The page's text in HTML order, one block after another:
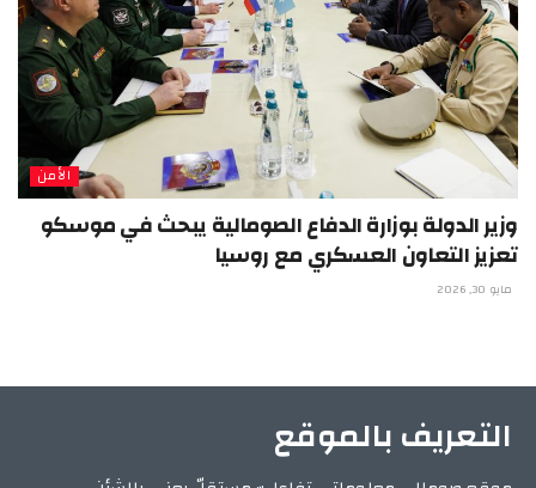
الأمن
وزير الدولة بوزارة الدفاع الصومالية يبحث في موسكو
تعزيز التعاون العسكري مع روسيا
مايو 30, 2026
التعريف بالموقع